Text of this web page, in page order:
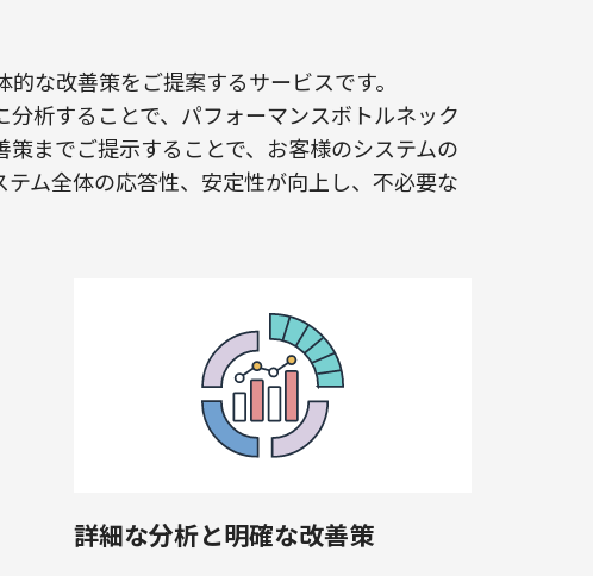
な改善策をご提案するサービスです。
析することで、パフォーマンスボトルネック
までご提示することで、お客様のシステムの
ム全体の応答性、安定性が向上し、不必要な
詳細な分析と明確な改善策